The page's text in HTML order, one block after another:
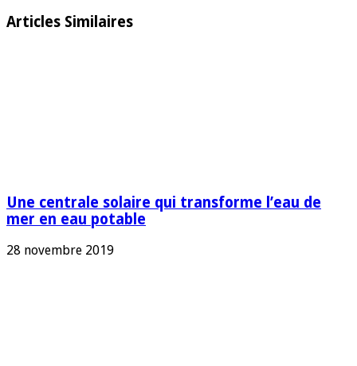
Articles Similaires
Une centrale solaire qui transforme l’eau de
mer en eau potable
28 novembre 2019